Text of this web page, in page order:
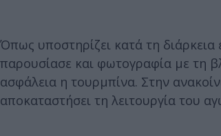
Όπως υποστηρίζει κατά τη διάρκεια
παρουσίασε και φωτογραφία με τη
ασφάλεια η τουρμπίνα. Στην
αποκαταστήσει τη λειτουργία του